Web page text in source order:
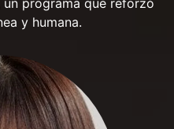
un programa que reforzó
y humana.